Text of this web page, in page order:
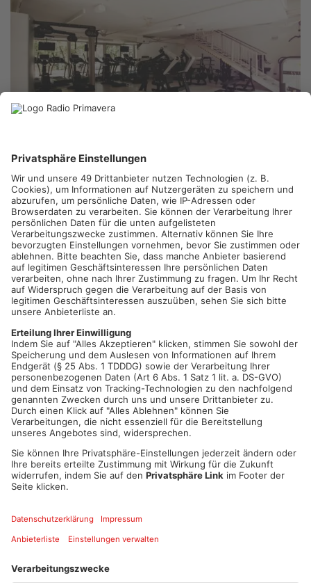
EPPERTSHAUSEN.Flammen in der Lüftung eines
Fitnessstudios in Eppertshausen haben am Morgen einen
größeren Feuerwehreinsatz ausgelöst. Der Brand war in der
Abluftanlage ausgebrochen. Die Feuerwehren aus
Eppertshausen und Münster waren mit einer Drehleiter im
Einsatz. Die Ortsdurchfahrt Eppertshausen war rund eine
Stunde gesperrt. Verletzt wurde niemand.
Artikel teilen
ANZEIGE
Mehr aus Kreis
Darmstadt-